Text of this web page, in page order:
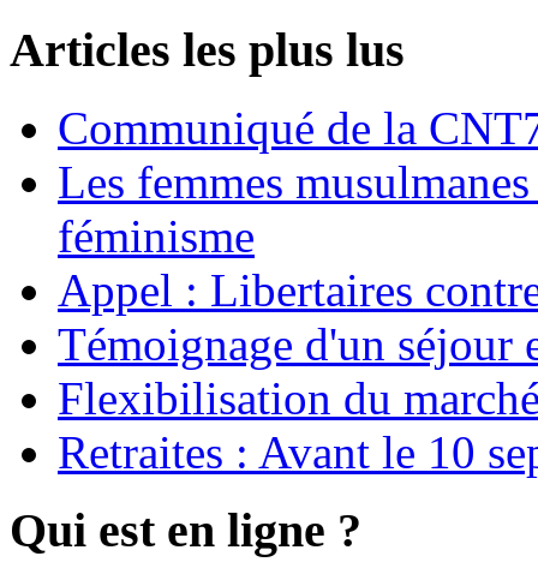
Articles les plus lus
Communiqué de la
Les femmes
féminisme
Appel : Libertaires
Témoignage d'un séjour
Flexibilisation du
Retraites : Avant le 10
Qui est en ligne ?